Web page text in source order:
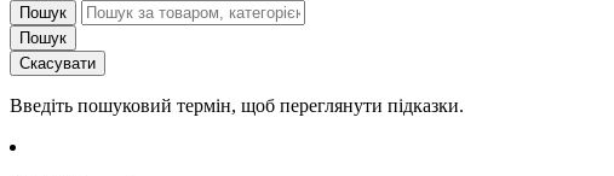
Пошук
Пошук
Скасувати
Введіть пошуковий термін, щоб переглянути підказки.